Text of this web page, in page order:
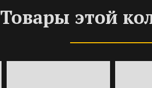
Товары этой